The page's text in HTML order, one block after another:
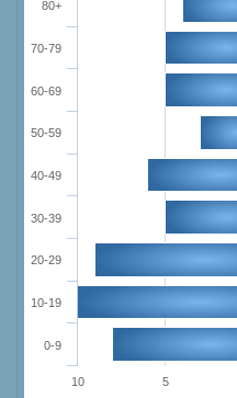
0-9
10-19
20-29
30-39
40-49
50-59
60-69
70-79
80+
10 5